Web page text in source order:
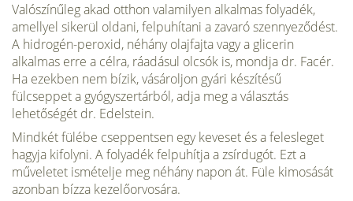
Valószínűleg akad otthon valamilyen al­kalmas folyadék,
amellyel sikerül oldani, felpuhítani a zavaró szennyeződést.
A hidrogén-peroxid, néhány olajfajta vagy a glicerin
alkalmas erre a célra, rá­adásul olcsók is, mondja dr. Facér.
Ha ezekben nem bízik, vásároljon gyári ké­szítésű
fülcseppet a gyógyszertárból, adja meg a választás
lehetőségét dr. Edelstein.
Mindkét fülébe cseppentsen egy keveset és a felesleget
hagyja kifolyni. A folyadék felpuhítja a zsírdugót. Ezt a
műveletet ismételje meg néhány napon át. Füle kimosását
azonban bízza kezelőorvosára.